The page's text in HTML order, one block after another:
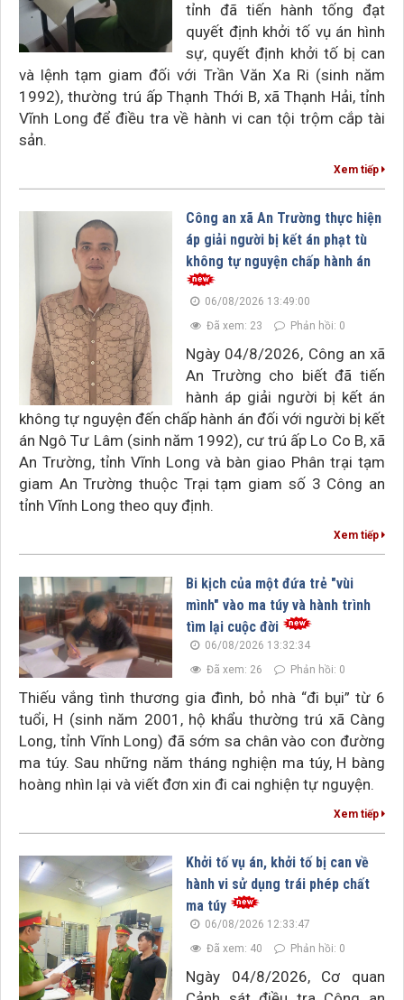
tỉnh đã tiến hành tống đạt
quyết định khởi tố vụ án hình
sự, quyết định khởi tố bị can
và lệnh tạm giam đối với Trần Văn Xa Ri (sinh năm
1992), thường trú ấp Thạnh Thới B, xã Thạnh Hải, tỉnh
Vĩnh Long để điều tra về hành vi can tội trộm cắp tài
sản.
Xem tiếp
Công an xã An Trường thực hiện
áp giải người bị kết án phạt tù
không tự nguyện chấp hành án
06/08/2026 13:49:00
Đã xem: 23
Phản hồi: 0
Ngày 04/8/2026, Công an xã
An Trường cho biết đã tiến
hành áp giải người bị kết án
không tự nguyện đến chấp hành án đối với người bị kết
án Ngô Tư Lâm (sinh năm 1992), cư trú ấp Lo Co B, xã
An Trường, tỉnh Vĩnh Long và bàn giao Phân trại tạm
giam An Trường thuộc Trại tạm giam số 3 Công an
tỉnh Vĩnh Long theo quy định.
Xem tiếp
Bi kịch của một đứa trẻ "vùi
mình" vào ma túy và hành trình
tìm lại cuộc đời
06/08/2026 13:32:34
Đã xem: 26
Phản hồi: 0
Thiếu vắng tình thương gia đình, bỏ nhà “đi bụi” từ 6
tuổi, H (sinh năm 2001, hộ khẩu thường trú xã Càng
Long, tỉnh Vĩnh Long) đã sớm sa chân vào con đường
ma túy. Sau những năm tháng nghiện ma túy, H bàng
hoàng nhìn lại và viết đơn xin đi cai nghiện tự nguyện.
Xem tiếp
Khởi tố vụ án, khởi tố bị can về
hành vi sử dụng trái phép chất
ma túy
06/08/2026 12:33:47
Đã xem: 40
Phản hồi: 0
Ngày 04/8/2026, Cơ quan